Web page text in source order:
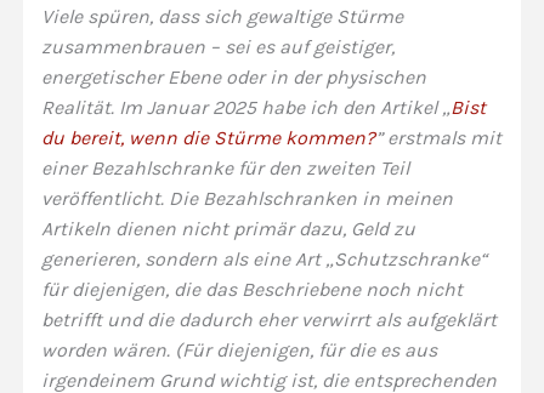
Viele spüren, dass sich gewaltige Stürme
zusammenbrauen – sei es auf geistiger,
energetischer Ebene oder in der physischen
Realität. Im Januar 2025 habe ich den Artikel „Bist
du bereit, wenn die Stürme kommen?” erstmals mit
einer Bezahlschranke für den zweiten Teil
veröffentlicht. Die Bezahlschranken in meinen
Artikeln dienen nicht primär dazu, Geld zu
generieren, sondern als eine Art „Schutzschranke“
für diejenigen, die das Beschriebene noch nicht
betrifft und die dadurch eher verwirrt als aufgeklärt
worden wären. (Für diejenigen, für die es aus
irgendeinem Grund wichtig ist, die entsprechenden